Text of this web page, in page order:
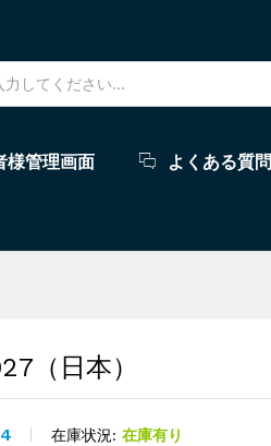
様管理画面 よくある質問
（日本）
在庫状況: 在庫有り